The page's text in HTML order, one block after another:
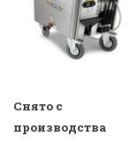
Снято с
производства